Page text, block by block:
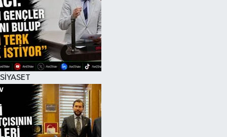
SİYASET
RESMİ İLAN